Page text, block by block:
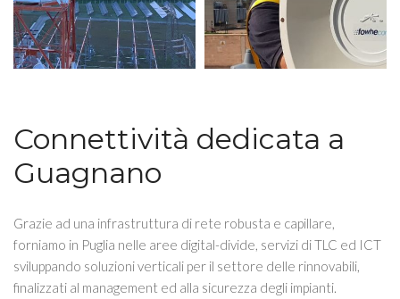
Connettività dedicata a
Guagnano
Grazie ad una infrastruttura di rete robusta e capillare,
forniamo in Puglia nelle aree digital-divide, servizi di TLC ed ICT
sviluppando soluzioni verticali per il settore delle rinnovabili,
finalizzati al management ed alla sicurezza degli impianti.